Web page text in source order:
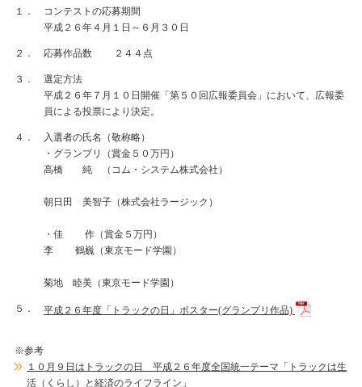
１．
コンテストの応募期間
平成２６年４月１日～６月３０日
２． 応募作品数 ２４４点
３．
選定方法
平成２６年７月１０日開催「第５０回広報委員会」において、広報委
員による投票により決定。
４．
入選者の氏名（敬称略）
・グランプリ（賞金５０万円）
高橋 純 （コム・システム株式会社）
朝日田 美智子（株式会社ラージック）
・佳 作（賞金５万円）
李 鶴巍（東京モード学園）
菊地 睦美（東京モード学園）
５． 平成２６年度「トラックの日」ポスター(グランプリ作品)
※参考
１０月９日はトラックの日 平成２６年度全国統一テーマ「トラックは生
活（くらし）と経済のライフライン」